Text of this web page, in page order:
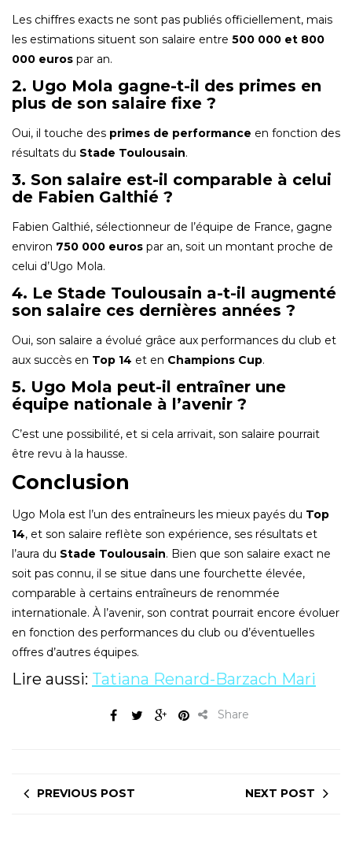
Les chiffres exacts ne sont pas publiés officiellement, mais
les estimations situent son salaire entre 500 000 et 800
000 euros par an.
2. Ugo Mola gagne-t-il des primes en
plus de son salaire fixe ?
Oui, il touche des primes de performance en fonction des
résultats du Stade Toulousain.
3. Son salaire est-il comparable à celui
de Fabien Galthié ?
Fabien Galthié, sélectionneur de l’équipe de France, gagne
environ 750 000 euros par an, soit un montant proche de
celui d’Ugo Mola.
4. Le Stade Toulousain a-t-il augmenté
son salaire ces dernières années ?
Oui, son salaire a évolué grâce aux performances du club et
aux succès en Top 14 et en Champions Cup.
5. Ugo Mola peut-il entraîner une
équipe nationale à l’avenir ?
C’est une possibilité, et si cela arrivait, son salaire pourrait
être revu à la hausse.
Conclusion
Ugo Mola est l’un des entraîneurs les mieux payés du Top
14, et son salaire reflète son expérience, ses résultats et
l’aura du Stade Toulousain. Bien que son salaire exact ne
soit pas connu, il se situe dans une fourchette élevée,
comparable à certains entraîneurs de renommée
internationale. À l’avenir, son contrat pourrait encore évoluer
en fonction des performances du club ou d’éventuelles
offres d’autres équipes.
Lire aussi: Tatiana Renard-Barzach Mari
Share
PREVIOUS POST NEXT POST